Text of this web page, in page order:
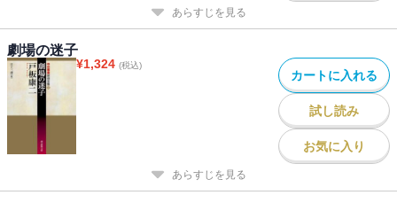
あらすじを見る
劇場の迷子
¥1,324 (税込)
カートに入れる
試し読み
お気に入り
あらすじを見る